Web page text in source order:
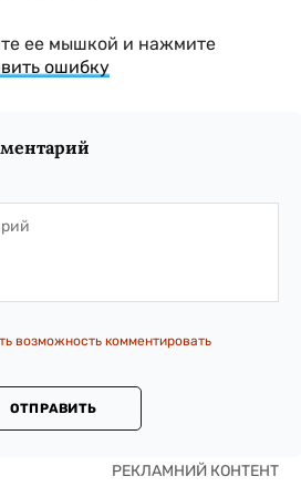
ее мышкой и нажмите
ошибку
возможность комментировать
ОТПРАВИТЬ